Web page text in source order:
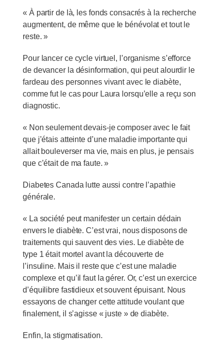
« À partir de là, les fonds consacrés à la recherche
augmentent, de même que le bénévolat et tout le
reste. »
Pour lancer ce cycle virtuel, l’organisme s’efforce
de devancer la désinformation, qui peut alourdir le
fardeau des personnes vivant avec le diabète,
comme fut le cas pour Laura lorsqu’elle a reçu son
diagnostic.
« Non seulement devais-je composer avec le fait
que j’étais atteinte d’une maladie importante qui
allait bouleverser ma vie, mais en plus, je pensais
que c’était de ma faute. »
Diabetes Canada lutte aussi contre l’apathie
générale.
« La société peut manifester un certain dédain
envers le diabète. C’est vrai, nous disposons de
traitements qui sauvent des vies. Le diabète de
type 1 était mortel avant la découverte de
l’insuline. Mais il reste que c’est une maladie
complexe et qu’il faut la gérer. Or, c’est un exercice
d’équilibre fastidieux et souvent épuisant. Nous
essayons de changer cette attitude voulant que
finalement, il s’agisse « juste » de diabète.
Enfin, la stigmatisation.